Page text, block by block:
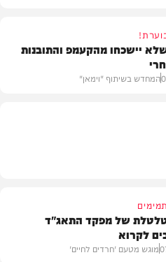
שלא יישכחו מהקעמפ והתובנות
המחדש בשיתוף "וימאן"
של מפקד התאג"ד
לקרוא
מוגש מטעם 'חרדים לחיים'